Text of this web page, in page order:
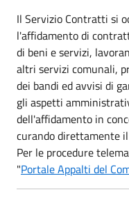
Il Servizio Contratti si
l'affidamento di
di beni e servizi,
altri servizi comunali,
dei bandi ed avvisi di
gli aspetti
dell'affidamento in
curando direttamente
Per le procedure
"Portale Appalti del